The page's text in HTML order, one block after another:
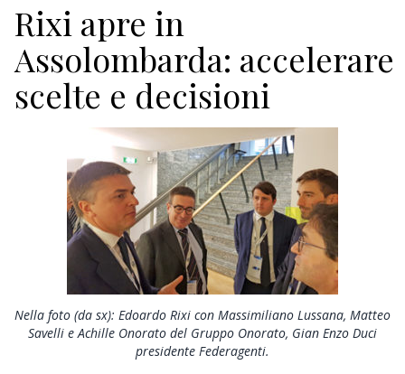
RICERCA
ECONOMIA
TURISMO
CULTURA
NAUTICA
EDITORIALI
Rixi apre in
Assolombarda: accelerare
scelte e decisioni
Nella foto (da sx): Edoardo Rixi con Massimiliano Lussana, Matteo
Savelli e Achille Onorato del Gruppo Onorato, Gian Enzo Duci
presidente Federagenti.